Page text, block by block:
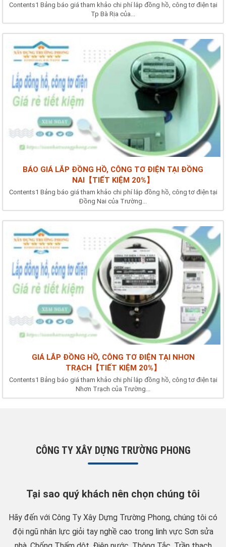
Contents1 Bảng báo giá tham khảo chi phí lắp đồng hồ, công tơ điện tại
Tp Bà Rịa của...
BÁO GIÁ LẮP ĐỒNG HỒ, CÔNG TƠ ĐIỆN TẠI ĐỒNG
NAI【TIẾT KIỆM 20%】
Contents1 Bảng báo giá tham khảo chi phí lắp đồng hồ, công tơ điện tại
Đồng Nai của Trường...
GIÁ LẮP ĐỒNG HỒ, CÔNG TƠ ĐIỆN TẠI NHƠN
TRẠCH【TIẾT KIỆM 20%】
Contents1 Bảng báo giá tham khảo chi phí lắp đồng hồ, công tơ điện tại
Nhơn Trạch của Trường...
CÔNG TY XÂY DỰNG TRƯỜNG PHONG
Tại sao quý khách nên chọn chúng tôi
Hãy đến với Công Ty Xây Dựng Trường Phong, chúng tôi có
đội ngũ nhân lực giỏi tay nghề cao trong linh vực Sơn sửa